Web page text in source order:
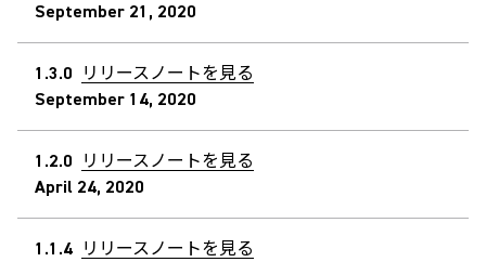
September 21, 2020
1.3.0 リリースノートを見る
September 14, 2020
1.2.0 リリースノートを見る
April 24, 2020
1.1.4 リリースノートを見る